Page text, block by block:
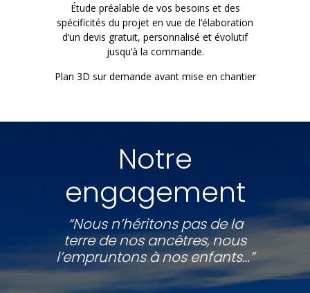
Étude préalable de vos besoins et des
spécificités du projet en vue de l’élaboration
d’un devis gratuit, personnalisé et évolutif
jusqu’à la commande.
Plan 3D sur demande avant mise en chantier
Notre
engagement
“Nous n’héritons pas de la
terre de nos ancêtres, nous
l’empruntons à nos enfants…”